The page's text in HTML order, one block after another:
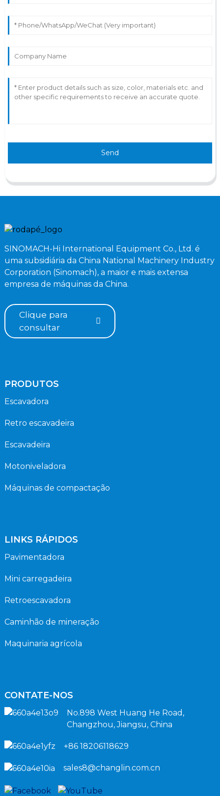
Send
SINOMACH-Hi International Equipment Co., Ltd. é
uma subsidiária da China National Machinery Industry
Corporation (Sinomach), a maior e mais extensa
empresa de máquinas da China.
Clique para
consultar
PRODUTOS
Escavadora
Retro escavadeira
Escavadeira
Motoniveladora
Máquinas de compactação
LINKS RÁPIDOS
Pavimentadora
Mini carregadeira
Retroescavadora
Caminhão de mineração
Maquinaria agrícola
CONTATE-NOS
No.898 West Huang He Road,
Changzhou, Jiangsu, China
+86 18206118629
sales8@changlin.com.cn